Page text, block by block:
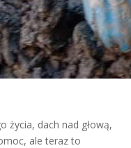
życia, dach nad głową,
ale teraz to